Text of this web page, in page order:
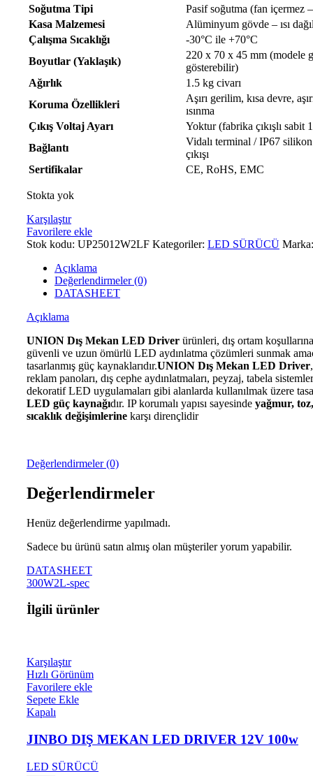
Soğutma Tipi
Pasif soğutma (fan içermez –
Kasa Malzemesi
Alüminyum gövde – ısı
Çalışma Sıcaklığı
-30°C ile +70°C
Boyutlar (Yaklaşık)
220 x 70 x 45 mm (modele
gösterebilir)
Ağırlık
1.5 kg civarı
Koruma Özellikleri
Aşırı gerilim, kısa devre,
ısınma
Çıkış Voltaj Ayarı
Yoktur (fabrika çıkışlı sabit
Bağlantı
Vidalı terminal / IP67 silikon
çıkışı
Sertifikalar
CE, RoHS, EMC
Stokta yok
Karşılaştır
Favorilere ekle
Stok kodu: UP25012W2LF Kategoriler: LED SÜRÜCÜ
Açıklama
Değerlendirmeler (0)
DATASHEET
Açıklama
UNION Dış Mekan LED Driver ürünleri, dış ortam
güvenli ve uzun ömürlü LED aydınlatma çözümleri sunmak
tasarlanmış güç kaynaklarıdır.UNION Dış Mekan LED Driver
reklam panoları, dış cephe aydınlatmaları, peyzaj, tabela
dekoratif LED uygulamaları gibi alanlarda kullanılmak üzere
LED güç kaynağıdır. IP korumalı yapısı sayesinde yağmur,
sıcaklık değişimlerine karşı dirençlidir
Değerlendirmeler (0)
Değerlendirmeler
Henüz değerlendirme yapılmadı.
Sadece bu ürünü satın almış olan müşteriler yorum yapabilir.
DATASHEET
300W2L-spec
İlgili ürünler
Karşılaştır
Hızlı Görünüm
Favorilere ekle
Sepete Ekle
Kapalı
JINBO DIŞ MEKAN LED DRIVER 12V 100w
LED SÜRÜCÜ